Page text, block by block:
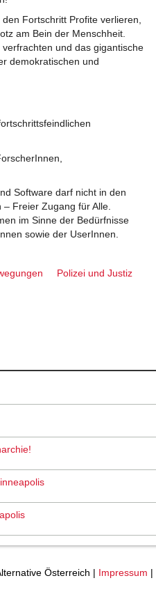
Fortschritt Profite verlieren,
am Bein der Menschheit.
und das gigantische
demokratischen und
Software darf nicht in den
Freier Zugang für Alle.
im Sinne der Bedürfnisse
sowie der UserInnen.
Polizei und Justiz
Österreich | Impressum |